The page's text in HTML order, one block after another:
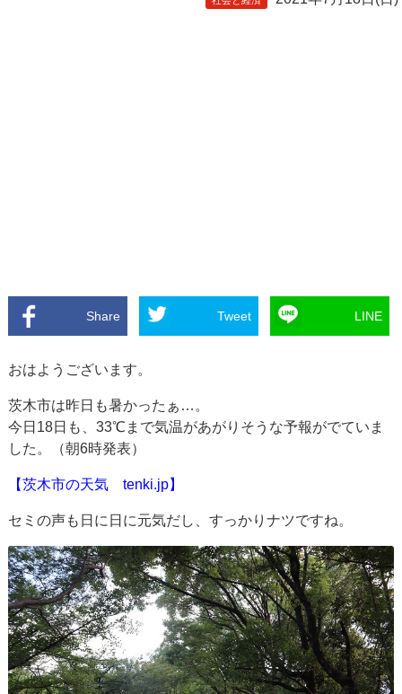
Share Tweet LINE
おはようございます。
茨木市は昨日も暑かったぁ…。
今日18日も、33℃まで気温があがりそうな予報がでていま
した。（朝6時発表）
【茨木市の天気 tenki.jp】
セミの声も日に日に元気だし、すっかりナツですね。